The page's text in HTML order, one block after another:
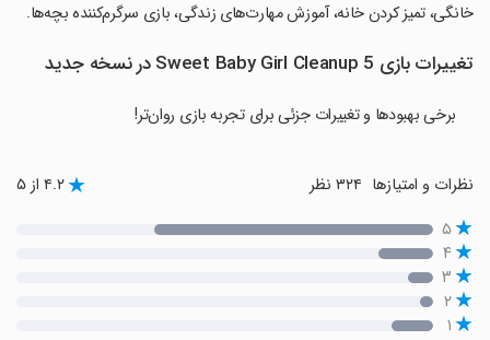
خانگی، تمیز کردن خانه، آموزش مهارت‌های زندگی، بازی سرگرم‌کننده بچه‌ها.
تغییرات بازی Sweet Baby Girl Cleanup 5 در نسخه جدید
برخی بهبودها و تغییرات جزئی برای تجربه بازی روان‌تر!
نظرات و امتیازها ۴.۲ از ۵
۵
۴
۳
۲
۱